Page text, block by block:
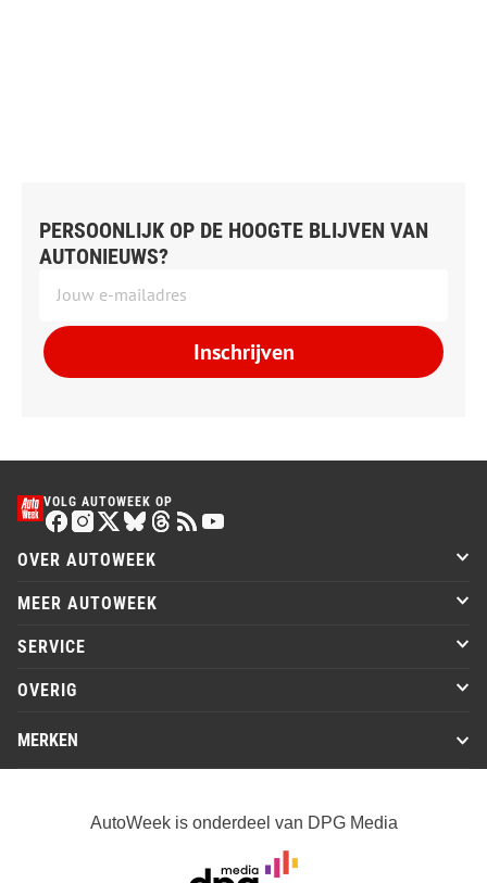
PERSOONLIJK OP DE HOOGTE BLIJVEN VAN
AUTONIEUWS?
Inschrijven
VOLG AUTOWEEK OP
OVER AUTOWEEK
MEER AUTOWEEK
SERVICE
OVERIG
MERKEN
AutoWeek is onderdeel van DPG Media